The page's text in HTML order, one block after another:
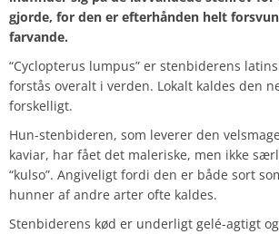
gjorde, for den er efterhånden helt
farvande.
“Cyclopterus lumpus” er stenbiderens
forstås overalt i verden. Lokalt kaldes den
forskelligt.
Hun-stenbideren, som leverer den
kaviar, har fået det maleriske, men ikke
“kulso”. Angiveligt fordi den er både sort
hunner af andre arter ofte kaldes.
Stenbiderens kød er underligt gelé-agtigt